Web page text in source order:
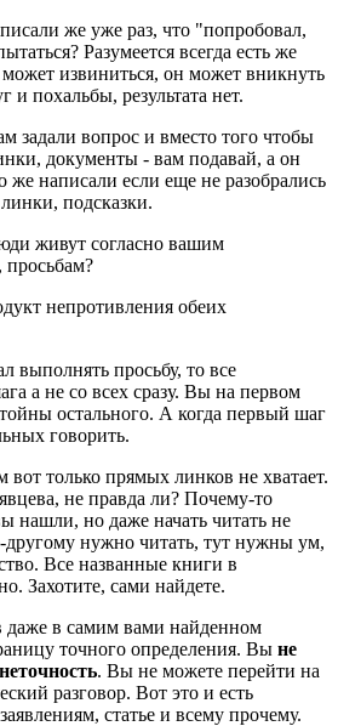
же уже раз, что "попробовал,
Разумеется всегда есть же
извиниться, он может вникнуть
и похальбы, результата нет.
задали вопрос и вместо того чтобы
документы - вам подавай, а он
же написали если еще не разобрались
подсказки.
живут согласно вашим
просьбам?
непротивления обеих
выполнять просьбу, то все
а не со всех сразу. Вы на первом
остального. А когда первый шаг
говорить.
вот только прямых линков не хватает.
не правда ли? Почему-то
нашли, но даже начать читать не
нужно читать, тут нужны ум,
Все названные книги в
Захотите, сами найдете.
даже в самим вами найденном
точного определения. Вы не
. Вы не можете перейти на
разговор. Вот это и есть
статье и всему прочему.